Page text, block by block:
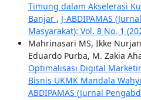
Timung dalam Akselerasi
Banjar , J-ABDIPAMAS
Masyarakat): Vol. 8 No. 1
Mahrinasari MS, Ikke
Eduardo Purba, M. Zakia
Optimalisasi Digital
Bisnis UKMK Mandala
ABDIPAMAS (Jurnal